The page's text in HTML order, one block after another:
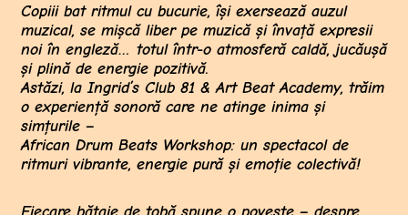
Copiii bat ritmul cu bucurie, își exersează auzul
muzical, se mișcă liber pe muzică și învață expresii
noi în engleză… totul într-o atmosferă caldă, jucăușă
și plină de energie pozitivă.
Astăzi, la Ingrid’s Club 81 & Art Beat Academy, trăim
o experiență sonoră care ne atinge inima și
simțurile –
African Drum Beats Workshop: un spectacol de
ritmuri vibrante, energie pură și emoție colectivă!